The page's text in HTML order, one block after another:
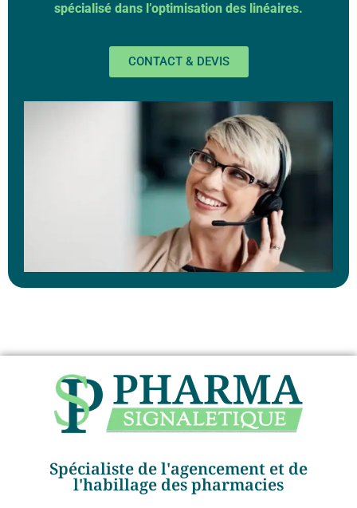
spécialisé dans l’optimisation des linéaires.
CONTACT & DEVIS
Spécialiste de l'agencement et de
l'habillage des pharmacies